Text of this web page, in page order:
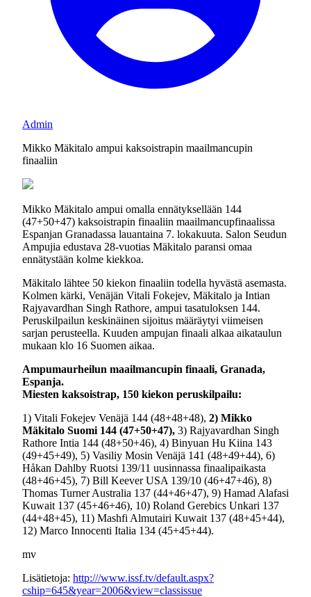
Admin
Mikko Mäkitalo ampui kaksoistrapin maailmancupin
finaaliin
Mikko Mäkitalo ampui omalla ennätyksellään 144
(47+50+47) kaksoistrapin finaaliin maailmancupfinaalissa
Espanjan Granadassa lauantaina 7. lokakuuta. Salon Seudun
Ampujia edustava 28-vuotias Mäkitalo paransi omaa
ennätystään kolme kiekkoa.
Mäkitalo lähtee 50 kiekon finaaliin todella hyvästä asemasta.
Kolmen kärki, Venäjän Vitali Fokejev, Mäkitalo ja Intian
Rajyavardhan Singh Rathore, ampui tasatuloksen 144.
Peruskilpailun keskinäinen sijoitus määräytyi viimeisen
sarjan perusteella. Kuuden ampujan finaali alkaa aikataulun
mukaan klo 16 Suomen aikaa.
Ampumaurheilun maailmancupin finaali, Granada,
Espanja.
Miesten kaksoistrap, 150 kiekon peruskilpailu:
1) Vitali Fokejev Venäjä 144 (48+48+48), 2) Mikko
Mäkitalo Suomi 144 (47+50+47), 3) Rajyavardhan Singh
Rathore Intia 144 (48+50+46), 4) Binyuan Hu Kiina 143
(49+45+49), 5) Vasiliy Mosin Venäjä 141 (48+49+44), 6)
Håkan Dahlby Ruotsi 139/11 uusinnassa finaalipaikasta
(48+46+45), 7) Bill Keever USA 139/10 (46+47+46), 8)
Thomas Turner Australia 137 (44+46+47), 9) Hamad Alafasi
Kuwait 137 (45+46+46), 10) Roland Gerebics Unkari 137
(44+48+45), 11) Mashfi Almutairi Kuwait 137 (48+45+44),
12) Marco Innocenti Italia 134 (45+45+44).
mv
Lisätietoja: http:///www.issf.tv/default.aspx?
cship=645&year=2006&view=classissue